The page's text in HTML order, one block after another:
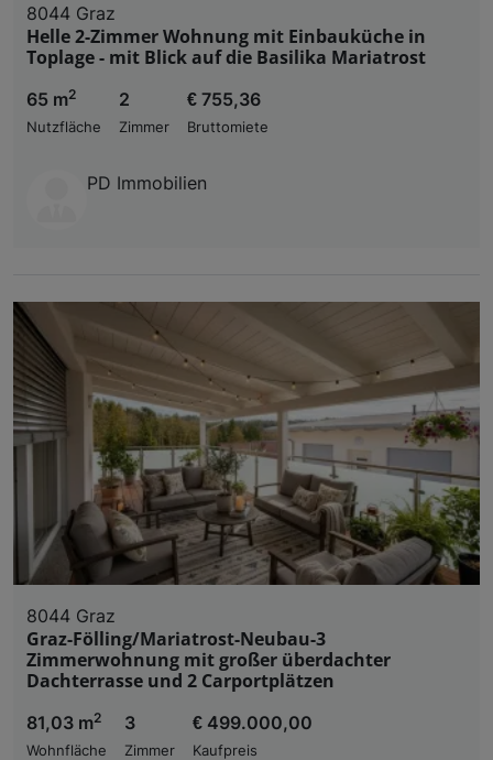
8044 Graz
Helle 2-Zimmer Wohnung mit Einbauküche in
Toplage - mit Blick auf die Basilika Mariatrost
65 m2
Nutzfläche
2
Zimmer
€ 755,36
Bruttomiete
PD Immobilien
8044 Graz
Graz-Fölling/Mariatrost-Neubau-3
Zimmerwohnung mit großer überdachter
Dachterrasse und 2 Carportplätzen
81,03 m2
Wohnfläche
3
Zimmer
€ 499.000,00
Kaufpreis